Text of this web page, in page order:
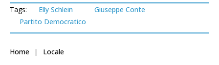
Tags: Elly Schlein
Giuseppe Conte
Partito Democratico
Home Locale